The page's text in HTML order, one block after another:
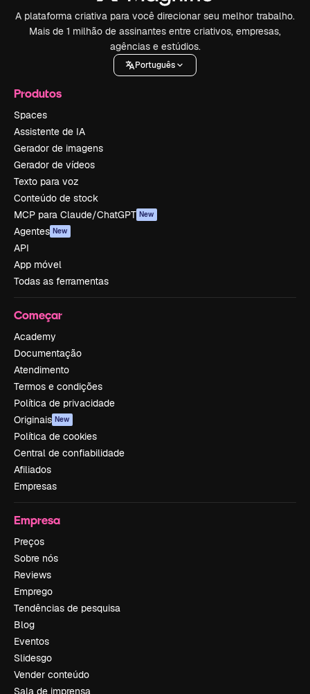
A plataforma criativa para você direcionar seu melhor trabalho.
Mais de 1 milhão de assinantes entre criativos, empresas,
agências e estúdios.
Português
Produtos
Spaces
Assistente de IA
Gerador de imagens
Gerador de vídeos
Texto para voz
Conteúdo de stock
MCP para Claude/ChatGPT New
Agentes New
API
App móvel
Todas as ferramentas
Começar
Academy
Documentação
Atendimento
Termos e condições
Política de privacidade
Originais New
Política de cookies
Central de confiabilidade
Afiliados
Empresas
Empresa
Preços
Sobre nós
Reviews
Emprego
Tendências de pesquisa
Blog
Eventos
Slidesgo
Vender conteúdo
Sala de imprensa